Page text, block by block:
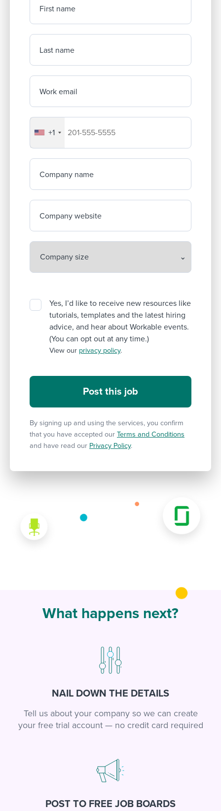
First name
Last name
Work email
Your company's phone number
+1
Company name
Company website
Yes, I’d like to receive new resources like
tutorials, templates and the latest hiring
advice, and hear about Workable events.
(You can opt out at any time.)
View our privacy policy.
By signing up and using the services, you confirm
that you have accepted our Terms and Conditions
and have read our Privacy Policy.
What happens next?
NAIL DOWN THE DETAILS
Tell us about your company so we can create
your free trial account — no credit card required
POST TO FREE JOB BOARDS